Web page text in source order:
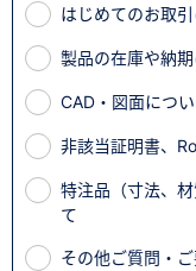
はじめてのお取
製品の在庫や納
CAD・図面につ
非該当証明書、
特注品（寸法、
て
その他ご質問・